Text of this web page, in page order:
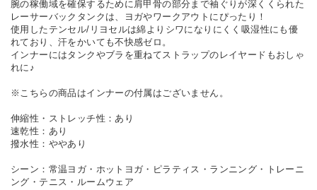
腕の稼働域を確保するために肩甲骨の部分まで袖ぐりが深くくられた
レーサーバックタンクは、ヨガやワークアウトにぴったり！
使用したテンセル/リヨセルは綿よりシワになりにくく吸湿性にも優
れており、汗をかいても不快感ゼロ。
インナーにはタンクやブラを重ねてストラップのレイヤードもおしゃ
れに♪
※こちらの商品はインナーの付属はございません。
伸縮性・ストレッチ性：あり
速乾性：あり
撥水性：ややあり
シーン：常温ヨガ・ホットヨガ・ピラティス・ランニング・トレーニ
ング・テニス・ルームウェア